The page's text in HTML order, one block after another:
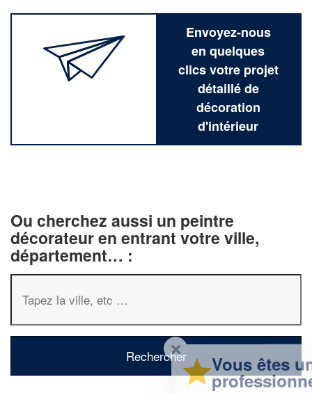
Envoyez-nous
en quelques
clics votre projet
détaillé de
décoration
d'intérieur
Ou cherchez aussi un peintre
décorateur en entrant votre ville,
département… :
Vous êtes un
professionnel ?